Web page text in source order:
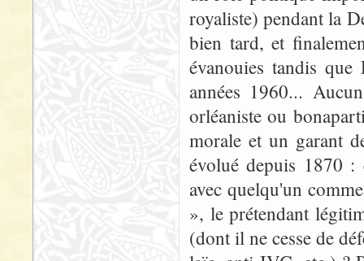
royaliste) pendant la
bien tard, et
évanouies tandis
années 1960...
orléaniste ou
morale et un garant
évolué depuis 1870 :
avec quelqu'un
», le prétendant
(dont il ne cesse de